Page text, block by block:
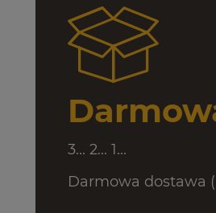
3... 2... 1...
Darmowa dostawa